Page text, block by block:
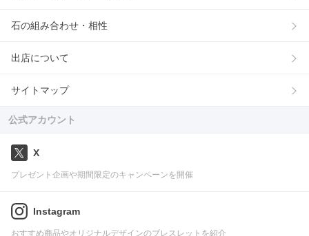
石の組み合わせ・相性
出店について
サイトマップ
公式アカウント
X
プレゼント企画や期間限定のキャンペーンを開催
Instagram
おすすめ商品やオリジナルデザインのブレスレットを紹介